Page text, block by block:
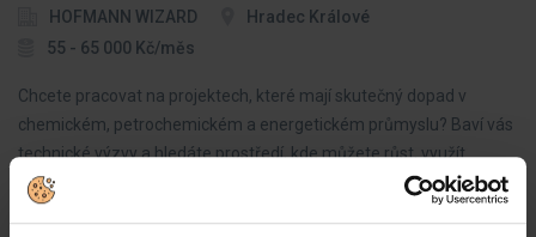
HOFMANN WIZARD
Hradec Králové
55 - 65 000 Kč/měs
Chcete pracovat na projektech, které mají skutečný dopad v
chemickém, petrochemickém a energetickém průmyslu? Baví vás
technické výzvy a hledáte prostředí, kde můžete růst, využít
moderní software a…